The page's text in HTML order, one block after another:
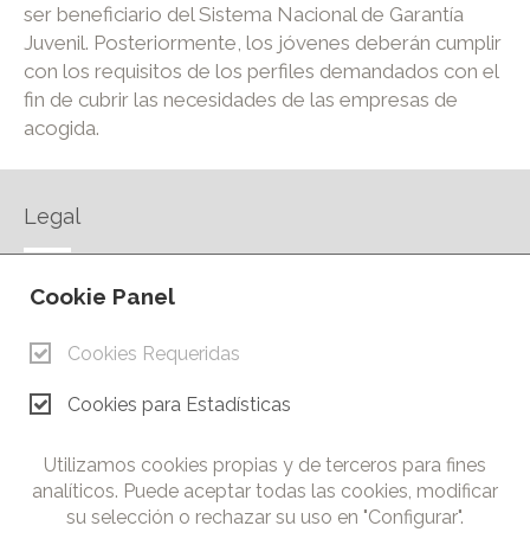
ser beneficiario del Sistema Nacional de Garantía
Juvenil. Posteriormente, los jóvenes deberán cumplir
con los requisitos de los perfiles demandados con el
fin de cubrir las necesidades de las empresas de
acogida.
Legal
AVISO LEGAL
CONTACTO
Cámara de Comercio e Industria de Ciudad Real. Todos los
derechos reservados. Prohibida la reproducción total o parcial
de los contenidos de esta web.
Cookie Panel
Cookies Requeridas
Cookies para Estadísticas
Utilizamos cookies propias y de terceros para fines
analíticos. Puede aceptar todas las cookies, modificar
su selección o rechazar su uso en "Configurar".